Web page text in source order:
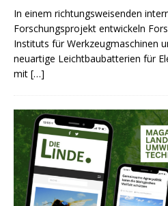
In einem richtungsweisenden
Forschungsprojekt entwickeln
Instituts für Werkzeugmaschinen
neuartige Leichtbaubatterien für
mit […]